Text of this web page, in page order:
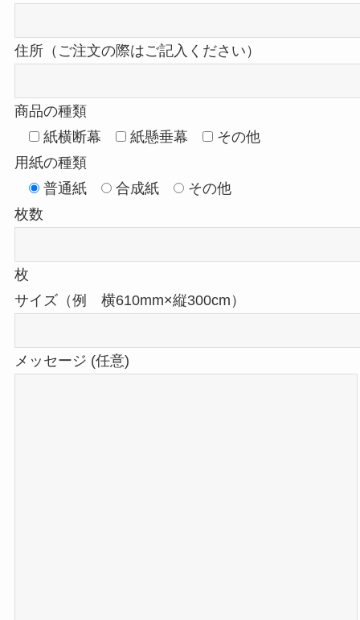
住所（ご注文の際はご記入ください）
商品の種類
紙横断幕
紙懸垂幕
その他
用紙の種類
普通紙
合成紙
その他
枚数
枚
サイズ（例 横610mm×縦300cm）
メッセージ (任意)